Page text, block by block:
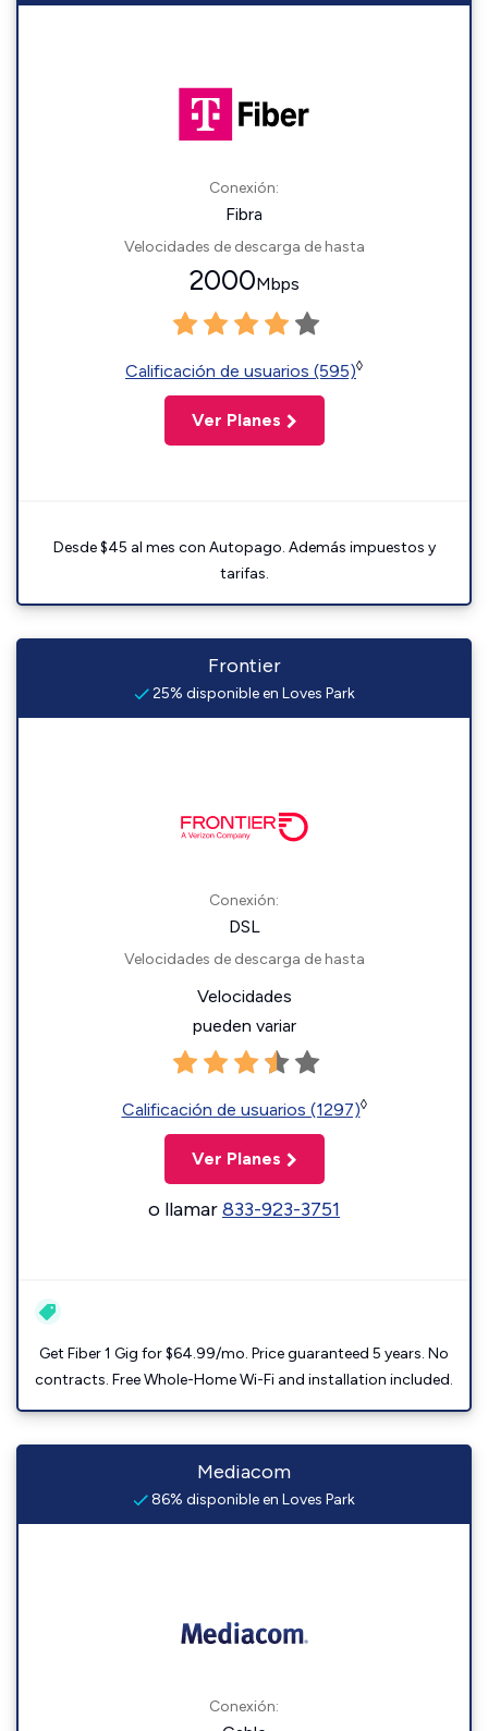
Conexión:
Fibra
Velocidades de descarga de hasta
2000Mbps
Calificación de usuarios (595)◊
Ver Planes
Desde $45 al mes con Autopago. Además impuestos y
tarifas.
Frontier
25% disponible en Loves Park
Conexión:
DSL
Velocidades de descarga de hasta
Velocidades
pueden variar
Calificación de usuarios (1297)◊
Ver Planes
o llamar833-923-3751
Get Fiber 1 Gig for $64.99/mo. Price guaranteed 5 years. No
contracts. Free Whole-Home Wi-Fi and installation included.
Mediacom
86% disponible en Loves Park
Conexión: